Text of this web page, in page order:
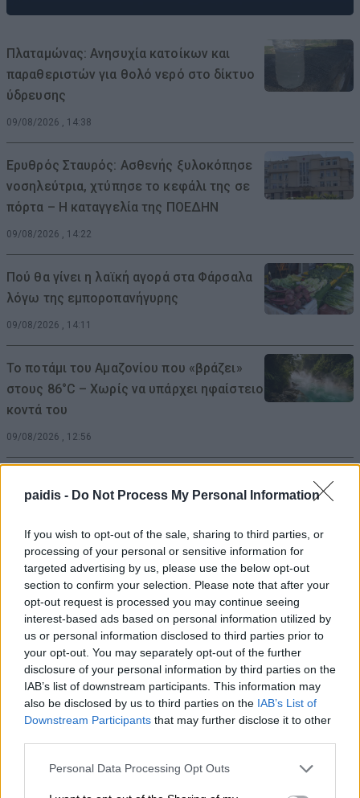
paidis - Do Not Process My Personal Information
If you wish to opt-out of the sale, sharing to third parties, or
processing of your personal or sensitive information for
targeted advertising by us, please use the below opt-out
section to confirm your selection. Please note that after your
opt-out request is processed you may continue seeing
interest-based ads based on personal information utilized by
us or personal information disclosed to third parties prior to
your opt-out. You may separately opt-out of the further
disclosure of your personal information by third parties on the
IAB’s list of downstream participants. This information may
also be disclosed by us to third parties on the IAB’s List of
Downstream Participants that may further disclose it to other
Personal Data Processing Opt Outs
Πλαταμώνας: Ανησυχία κατοίκων και
παραθεριστών για θολό νερό στο δίκτυο
ύδρευσης
09/08/2026 , 14:38
Ερυθρός Σταυρός: Ασθενής ξυλοκόπησε
νοσηλεύτρια, χτύπησε το κεφάλι της σε
πόρτα – Η καταγγελία της ΠΟΕΔΗΝ
09/08/2026 , 14:22
Πού θα γίνει η λαϊκή αγορά στα Φάρσαλα
λόγω της εμποροπανήγυρης
09/08/2026 , 14:11
Το ποτάμι του Αμαζονίου που «βράζει»
στους 86°C – Χωρίς να υπάρχει ηφαίστειο
κοντά του
09/08/2026 , 12:56
βάση με υπόγεια αποθήκη και
09/08/2026 , 11:19
Για τα προβλήματα γεωργών και
κτηνοτρόφων ενημερώθηκε ο Γιάννης
Καριπίδης
09/08/2026 , 11:07
Δύο συλλήψεις σε Λάρισα και Φάρσαλα
για διατάραξη κοινής ησυχίας
Λάμπρος Ζάρρας: Οι αγρότες χρειάζονται